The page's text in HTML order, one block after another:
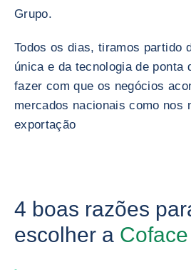
Grupo.
Todos os dias, tiramos partido
única e da tecnologia de ponta
fazer com que os negócios
mercados nacionais como nos
exportação
4 boas razões
escolher a Coface